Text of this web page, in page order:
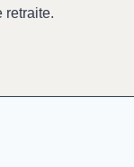
retraite.